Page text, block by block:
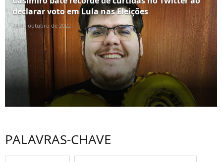
declarar voto em Lula nas Eleições
24 de outubro de 2022
PALAVRAS-CHAVE